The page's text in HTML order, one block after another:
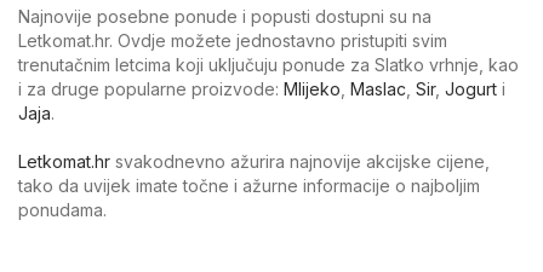
Najnovije posebne ponude i popusti dostupni su na
Letkomat.hr. Ovdje možete jednostavno pristupiti svim
trenutačnim letcima koji uključuju ponude za Slatko vrhnje, kao
i za druge popularne proizvode: Mlijeko Maslac Sir, Jogurt i
Jaja.
Letkomat.hr svakodnevno ažurira najnovije akcijske cijene,
tako da uvijek imate točne i ažurne informacije o najboljim
ponudama.